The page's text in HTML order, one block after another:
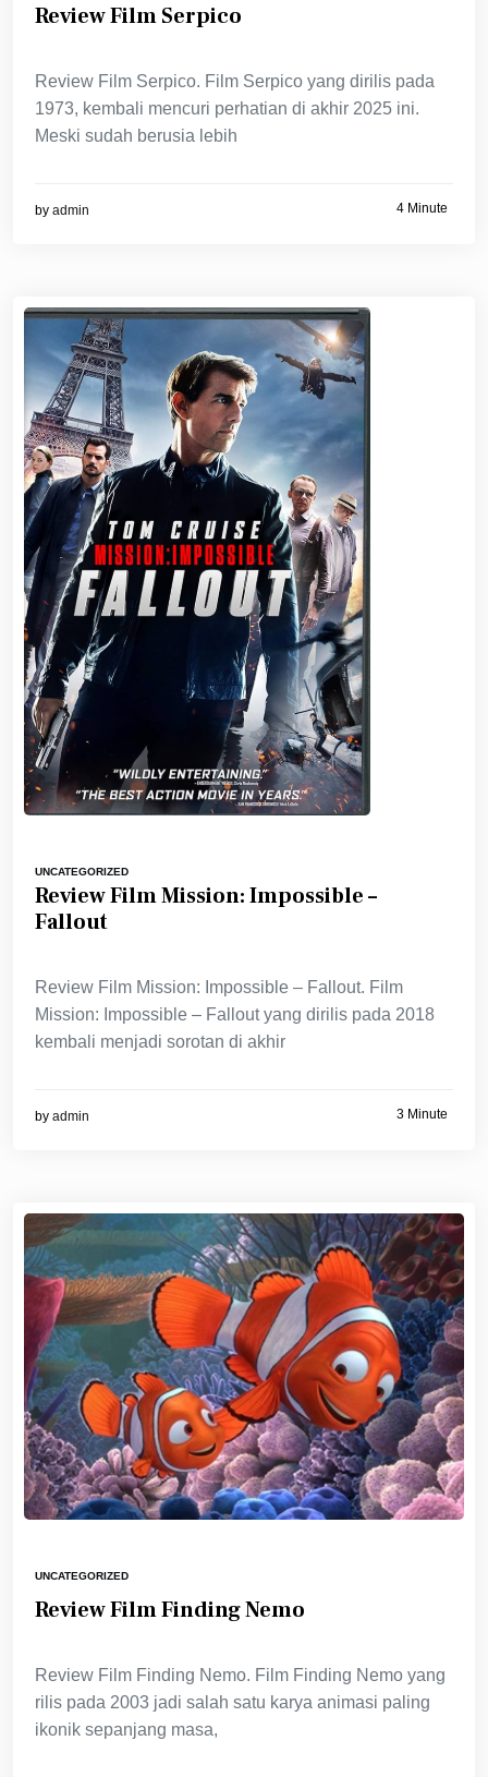
Review Film Serpico
Review Film Serpico. Film Serpico yang dirilis pada
1973, kembali mencuri perhatian di akhir 2025 ini.
Meski sudah berusia lebih
by admin 4 Minute
UNCATEGORIZED
Review Film Mission: Impossible –
Fallout
Review Film Mission: Impossible – Fallout. Film
Mission: Impossible – Fallout yang dirilis pada 2018
kembali menjadi sorotan di akhir
by admin 3 Minute
UNCATEGORIZED
Review Film Finding Nemo
Review Film Finding Nemo. Film Finding Nemo yang
rilis pada 2003 jadi salah satu karya animasi paling
ikonik sepanjang masa,